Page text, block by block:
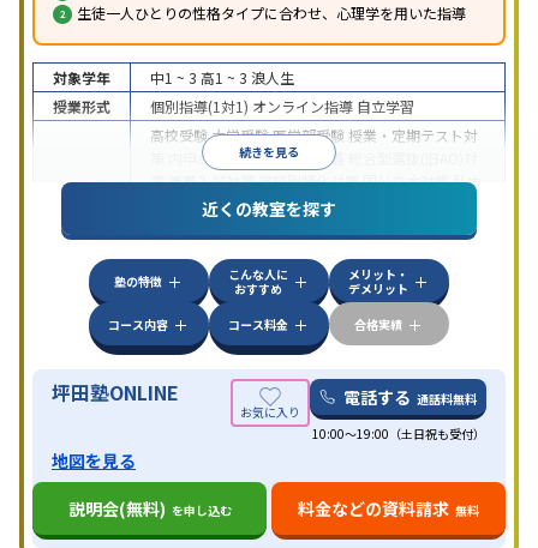
生徒一人ひとりの性格タイプに合わせ、心理学を用いた指導
続きを見る
対象学年 中1 ~ 3 高1 ~ 3 浪人生
授業形式
個別指導(1対1) オンライン指導 自立学習
高校受験大学受験医学部受験 授業・定期テスト対
内申点対策学習習慣の定着
策推薦入試対策学校別特化対策国公立大対策私大
共通テスト対策英検(英語検定)対策
その
特徴
中高一貫校生に対応授業の振替可能 不登校生に対
学習にPC・タブレットを利用オンライン対応
科目から受講可能季節講習のみの受講可発達障害
の子どもに対応
近くの教室を探す
塾の特徴
こんな人に
おすすめ
メリット・
デメリット
コース内容
コース料金 合格実績
坪田塾ONLINE 電話する 通話料無料
10:00～19:00（土日祝も受付）
地図を見る
説明会(無料) を申し込む 料金などの資料請求 無料